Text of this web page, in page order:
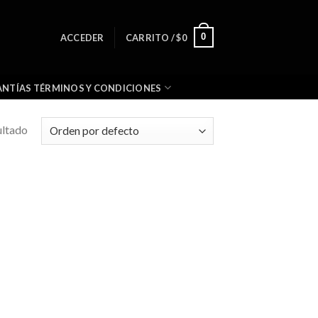
ACCEDER CARRITO /$0 0
TÉRMINOS Y CONDICIONES